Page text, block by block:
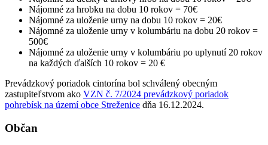
Nájomné za hrobku na dobu 10 rokov = 70€
Nájomné za uloženie urny na dobu 10 rokov = 20€
Nájomné za uloženie urny v kolumbáriu na dobu 20 rokov =
500€
Nájomné za uloženie urny v kolumbáriu po uplynutí 20 rokov
na každých ďalších 10 rokov = 20 €
Prevádzkový poriadok cintorína bol schválený obecným
zastupiteľstvom ako VZN č. 7/2024 prevádzkový poriadok
pohrebísk na území obce Streženice dňa 16.12.2024.
Občan